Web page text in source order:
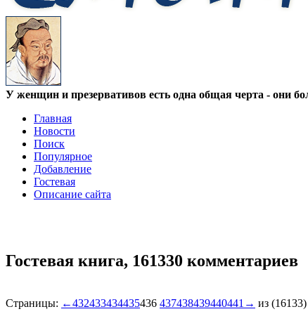
У женщин и презервативов есть одна общая черта - они
Главная
Новости
Поиск
Популярное
Добавление
Гостевая
Описание сайта
Гостевая книга, 161330 комментариев
Страницы: ←432433434435436 437438439440441 → из (16133)